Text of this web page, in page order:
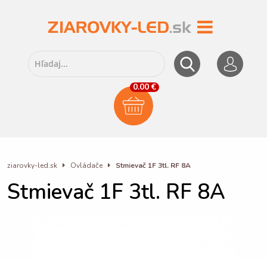
0.00 €
ziarovky-led.sk Ovládače Stmievač 1F 3tl. RF 8A
Stmievač 1F 3tl. RF 8A